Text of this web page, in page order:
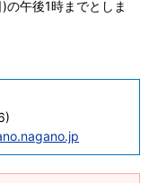
午後1時までとしま